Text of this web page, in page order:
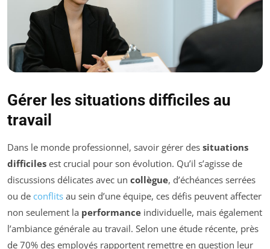
Gérer les situations difficiles au
travail
Dans le monde professionnel, savoir gérer des situations
difficiles est crucial pour son évolution. Qu’il s’agisse de
discussions délicates avec un collègue, d’échéances serrées
ou de conflits au sein d’une équipe, ces défis peuvent affecter
non seulement la performance individuelle, mais également
l’ambiance générale au travail. Selon une étude récente, près
de 70% des employés rapportent remettre en question leur